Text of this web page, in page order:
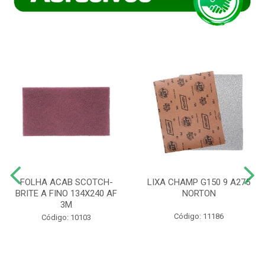
FOLHA ACAB SCOTCH-
BRITE A FINO 134X240 AF
3M
Código: 10103
LIXA CHAMP G150 9 A275
NORTON
Código: 11186